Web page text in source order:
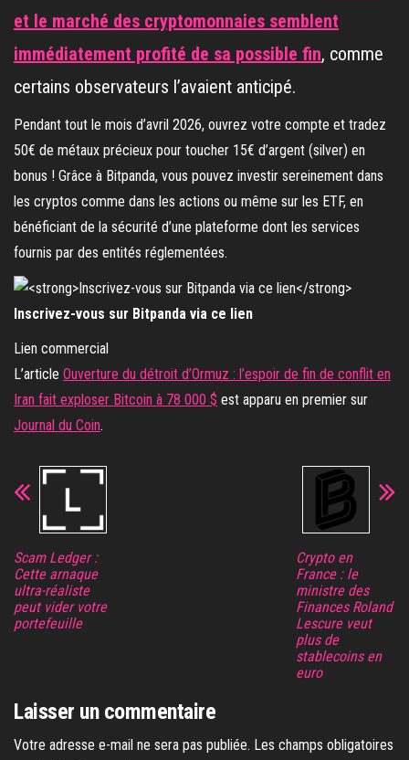
et le marché des cryptomonnaies semblent
immédiatement profité de sa possible fin, comme
certains observateurs l’avaient anticipé.
Pendant tout le mois d’avril 2026, ouvrez votre compte et tradez
50€ de métaux précieux pour toucher 15€ d’argent (silver) en
bonus ! Grâce à Bitpanda, vous pouvez investir sereinement dans
les cryptos comme dans les actions ou même sur les ETF, en
bénéficiant de la sécurité d’une plateforme dont les services
fournis par des entités réglementées.
Inscrivez-vous sur Bitpanda via ce lien
Lien commercial
L’article Ouverture du détroit d’Ormuz : l’espoir de fin de conflit en
Iran fait exploser Bitcoin à 78 000 $ est apparu en premier sur
Journal du Coin.
Scam Ledger :
Cette arnaque
ultra-réaliste
peut vider votre
portefeuille
Crypto en
France : le
ministre des
Finances Roland
Lescure veut
plus de
stablecoins en
euro
Laisser un commentaire
Votre adresse e-mail ne sera pas publiée. Les champs obligatoires